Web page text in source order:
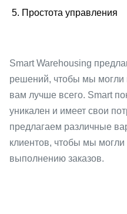
5. Простота управления
Smart Warehousing
решений, чтобы мы могли
вам лучше всего. Smart
уникален и имеет свои
предлагаем различные
клиентов, чтобы мы
выполнению заказов.